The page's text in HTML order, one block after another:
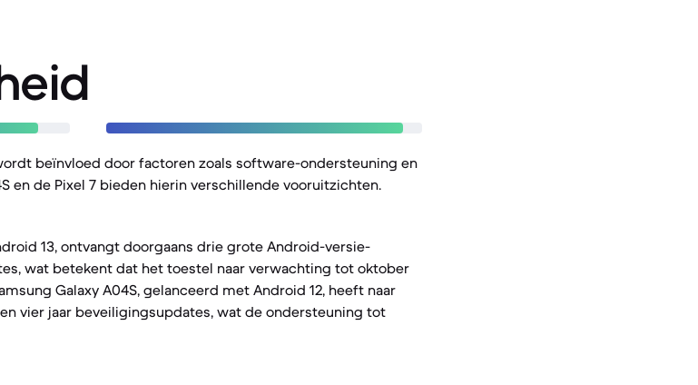
beïnvloed door factoren zoals software-ondersteuning en
en de Pixel 7 bieden hierin verschillende vooruitzichten.
13, ontvangt doorgaans drie grote Android-versie-
wat betekent dat het toestel naar verwachting tot oktober
Galaxy A04S, gelanceerd met Android 12, heeft naar
vier jaar beveiligingsupdates, wat de ondersteuning tot